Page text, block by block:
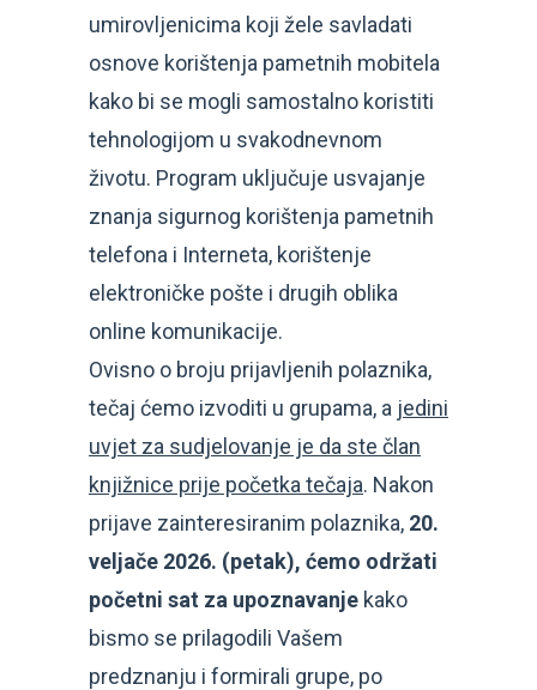
umirovljenicima koji žele savladati
osnove korištenja pametnih mobitela
kako bi se mogli samostalno koristiti
tehnologijom u svakodnevnom
životu. Program uključuje usvajanje
znanja sigurnog korištenja pametnih
telefona i Interneta, korištenje
elektroničke pošte i drugih oblika
online komunikacije.
Ovisno o broju prijavljenih polaznika,
tečaj ćemo izvoditi u grupama, a jedini
uvjet za sudjelovanje je da ste član
knjižnice prije početka tečaja. Nakon
prijave zainteresiranim polaznika, 20.
veljače 2026. (petak), ćemo održati
početni sat za upoznavanje kako
bismo se prilagodili Vašem
predznanju i formirali grupe, po